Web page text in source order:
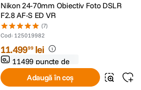
Nikon 24-70mm Obiectiv Foto DSLR
F2.8 AF-S ED VR
(7)
Cod: 125019982
11.49999 lei
11499 puncte de
fidelitate
Adaugă în coș